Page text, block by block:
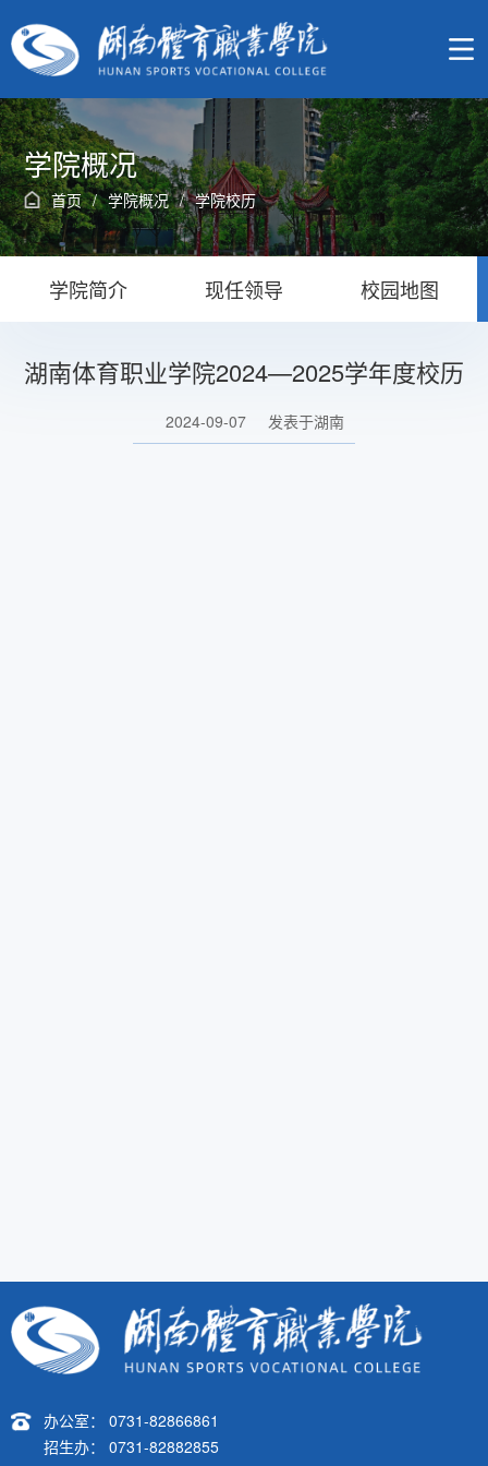
学院概况
首页 / 学院概况 / 学院校历
学院简介 现任领导 校园地图
湖南体育职业学院2024—2025学年度校历
2024-09-07 发表于湖南
办公室： 0731-82866861
招生办： 0731-82882855